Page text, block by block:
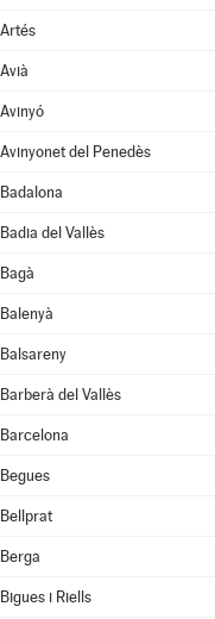
Artés
Avià
Avinyó
Avinyonet del Penedès
Badalona
Badia del Vallès
Bagà
Balenyà
Balsareny
Barberà del Vallès
Barcelona
Begues
Bellprat
Berga
Bigues i Riells